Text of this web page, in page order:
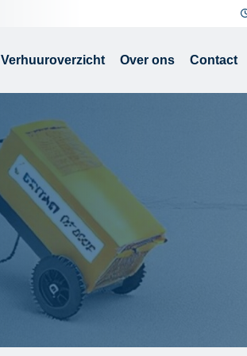
Verhuuroverzicht Over ons Contact